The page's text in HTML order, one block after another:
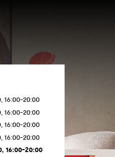
16:00-20:00
16:00-20:00
16:00-20:00
16:00-20:00
16:00-20:00